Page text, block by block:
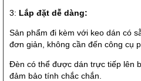
3: Lắp đặt dễ dàng:
Sản phẩm đi kèm với keo dán có
đơn giản, không cần đến công cụ
Đèn có thể được dán trực tiếp lên
đảm bảo tính chắc chắn.